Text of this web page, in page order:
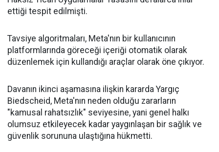
ettiği tespit edilmişti.
Tavsiye algoritmaları, Meta'nın bir kullanıcının
platformlarında göreceği içeriği otomatik olarak
düzenlemek için kullandığı araçlar olarak öne çıkıyor.
Davanın ikinci aşamasına ilişkin kararda Yargıç
Biedscheid, Meta'nın neden olduğu zararların
"kamusal rahatsızlık" seviyesine, yani genel halkı
olumsuz etkileyecek kadar yaygınlaşan bir sağlık ve
güvenlik sorununa ulaştığına hükmetti.